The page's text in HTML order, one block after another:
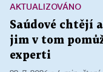
AKTUALIZOVÁNO
Saúdové chtějí
jim v tom
experti